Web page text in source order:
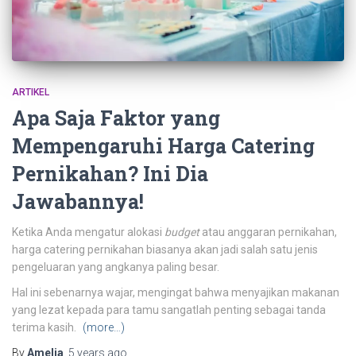
ARTIKEL
Apa Saja Faktor yang
Mempengaruhi Harga Catering
Pernikahan? Ini Dia
Jawabannya!
Ketika Anda mengatur alokasi budgetatau anggaran pernikahan,
harga catering pernikahan biasanya akan jadi salah satu jenis
pengeluaran yang angkanya paling besar.
Hal ini sebenarnya wajar, mengingat bahwa menyajikan makanan
yang lezat kepada para tamu sangatlah penting sebagai tanda
terima kasih.
(more…)
ByAmelia 5 years ago